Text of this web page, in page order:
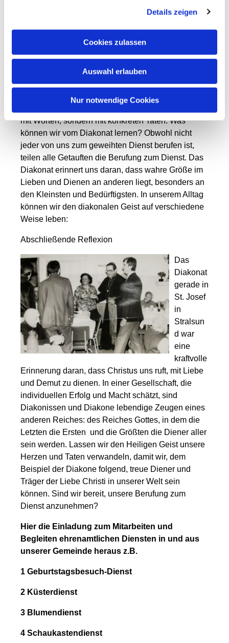
Details zeigen
Cookies zulassen
Auswahl erlauben
Nur notwendige Cookies
gibt diesen Helfern eine besondere Nähe zu den
Menschen, da sie große Herausforderungen auch
als Laien erleben. Zudem ist ihre Präsenz
besonders im St. Josefs Heim in unserer
Pfarrgemeinde eine ständige Erinnerung daran,
mit Worten, sondern mit konkreten Taten. Was
können wir vom Diakonat lernen? Obwohl nicht
jeder von uns zum geweihten Dienst berufen ist,
teilen alle Getauften die Berufung zum Dienst. Das
Diakonat erinnert uns daran, dass wahre Größe im
Lieben und Dienen an anderen liegt, besonders an
den Kleinsten und Bedürftigsten. In unserem Alltag
können wir den diakonalen Geist auf verschiedene
Weise leben:
Abschließende Reflexion
Das
Diakonat
gerade in
St. Josef
in
Stralsun
d war
eine
kraftvolle
Erinnerung daran, dass Christus uns ruft, mit Liebe
und Demut zu dienen. In einer Gesellschaft, die
individuellen Erfolg und Macht schätzt, sind
Diakonissen und Diakone lebendige Zeugen eines
anderen Reiches: des Reiches Gottes, in dem die
Letzten die Ersten und die Größten die Diener aller
sein werden. Lassen wir den Heiligen Geist unsere
Herzen und Taten verwandeln, damit wir, dem
Beispiel der Diakone folgend, treue Diener und
Träger der Liebe Christi in unserer Welt sein
können. Sind wir bereit, unsere Berufung zum
Dienst anzunehmen?
Hier die Einladung zum Mitarbeiten und
Begleiten ehrenamtlichen Diensten in und aus
unserer Gemeinde heraus z.B.
1 Geburtstagsbesuch-Dienst
2 Küsterdienst
3 Blumendienst
4 Schaukastendienst